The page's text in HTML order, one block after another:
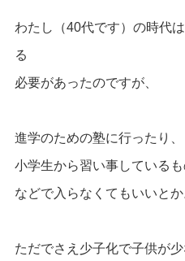
わたし（40代です）の時代
る
必要があったのですが、
進学のための塾に行ったり、
小学生から習い事している
などで入らなくてもいいとか
ただでさえ少子化で子供が少